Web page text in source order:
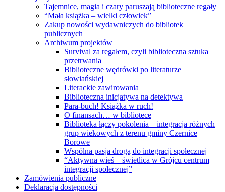
Tajemnice, magia i czary paruszają biblioteczne regały
“Mała książka – wielki człowiek”
Zakup nowości wydawniczych do bibliotek
publicznych
Archiwum projektów
Survival za regałem, czyli biblioteczna sztuka
przetrwania
Biblioteczne wędrówki po literaturze
słowiańskiej
Literackie zawirowania
Biblioteczna inicjatywa na detektywa
Para-buch! Książka w ruch!
O finansach… w bibliotece
Biblioteka łączy pokolenia – integracja różnych
grup wiekowych z terenu gminy Czernice
Borowe
Wspólna pasja drogą do integracji społecznej
“Aktywna wieś – świetlica w Grójcu centrum
integracji społecznej”
Zamówienia publiczne
Deklaracja dostępności